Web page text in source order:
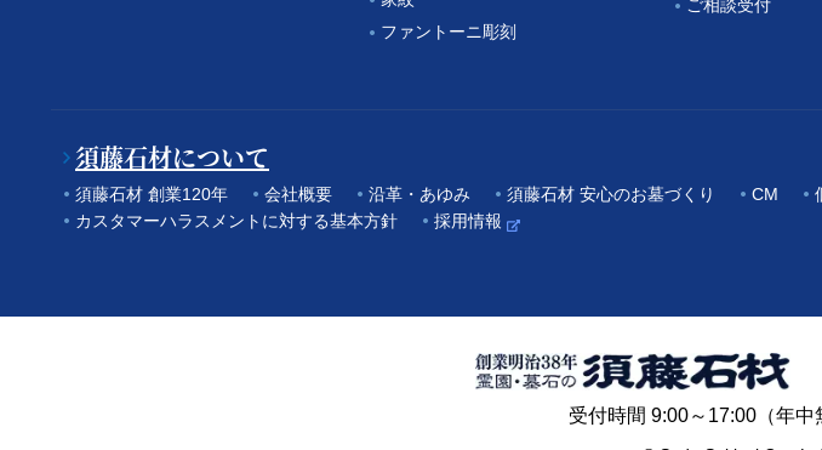
ファントーニ彫刻
ご相談受付
須藤石材について
須藤石材 創業120年 会社概要 沿革・あゆみ 須藤石材 安心のお墓づくり CM
カスタマーハラスメントに対する基本方針
採用情報
受付時間 9:00～17:00（年中